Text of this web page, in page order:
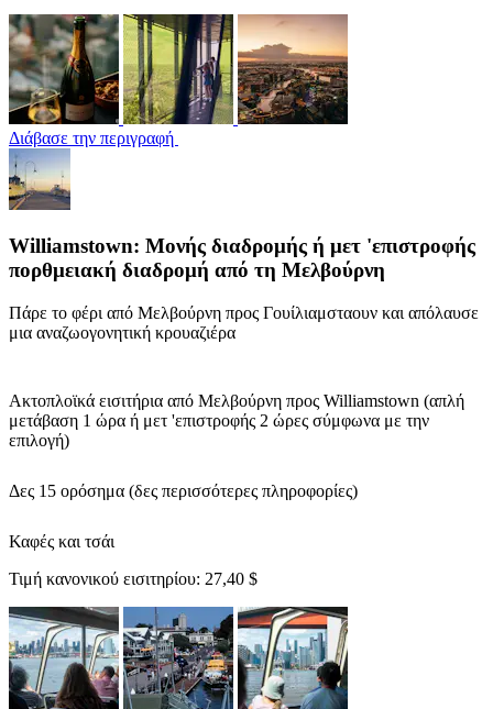
Διάβασε την περιγραφή
Williamstown: Μονής διαδρομής ή μετ 'επιστροφής
πορθμειακή διαδρομή από τη Μελβούρνη
Πάρε το φέρι από Μελβούρνη προς Γουίλιαμσταουν και απόλαυσε
μια αναζωογονητική κρουαζιέρα
Ακτοπλοϊκά εισιτήρια από Μελβούρνη προς Williamstown (απλή
μετάβαση 1 ώρα ή μετ 'επιστροφής 2 ώρες σύμφωνα με την
επιλογή)
Δες 15 ορόσημα (δες περισσότερες πληροφορίες)
Καφές και τσάι
Τιμή κανονικού εισιτηρίου: 27,40 $